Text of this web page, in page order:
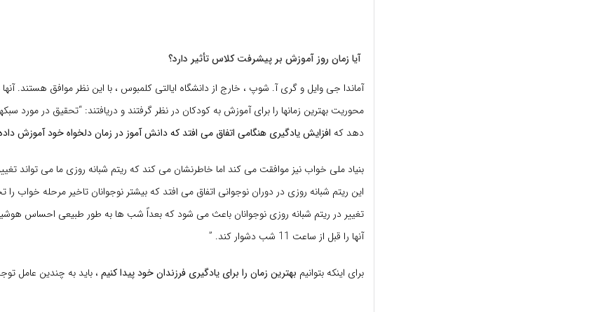
آیا زمان روز آموزش بر پیشرفت کلاس تأثیر دارد؟
آماندا جی وایل و گری آ. شوپ ، خارج از دانشگاه ایالتی کلمبوس ، با این نظر موافق هستند. آنها
محوریت بهترین زمانها را برای آموزش به کودکان در نظر گرفتند و دریافتند: “تحقیق در مورد
دهد که افزایش یادگیری هنگامی اتفاق می افتد که دانش آموز در زمان دلخواه خود آموزش
بنیاد ملی خواب نیز موافقت می کند اما خاطرنشان می کند که ریتم شبانه روزی ما می تواند
این ریتم شبانه روزی در دوران نوجوانی اتفاق می افتد که بیشتر نوجوانان تاخیر مرحله خواب را
تغییر در ریتم شبانه روزی نوجوانان باعث می شود که بعداً شب ها به طور طبیعی احساس
آنها را قبل از ساعت 11 شب دشوار کند. ”
برای اینکه بتوانیم بهترین زمان را برای یادگیری فرزندان خود پیدا کنیم ، باید به چندین عامل